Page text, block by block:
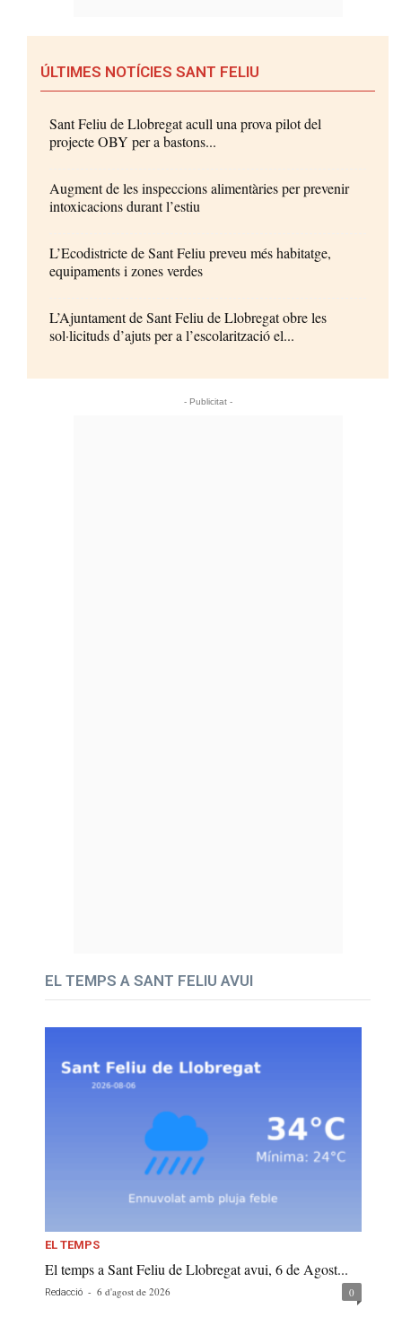
ÚLTIMES NOTÍCIES SANT FELIU
Sant Feliu de Llobregat acull una prova pilot del
projecte OBY per a bastons...
Augment de les inspeccions alimentàries per prevenir
intoxicacions durant l’estiu
L’Ecodistricte de Sant Feliu preveu més habitatge,
equipaments i zones verdes
L’Ajuntament de Sant Feliu de Llobregat obre les
sol·licituds d’ajuts per a l’escolarització el...
- Publicitat -
EL TEMPS A SANT FELIU AVUI
EL TEMPS
El temps a Sant Feliu de Llobregat avui, 6 de Agost...
Redacció - 6 d'agost de 2026 0